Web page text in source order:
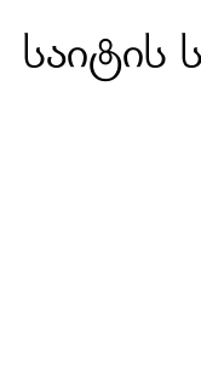
საიტის